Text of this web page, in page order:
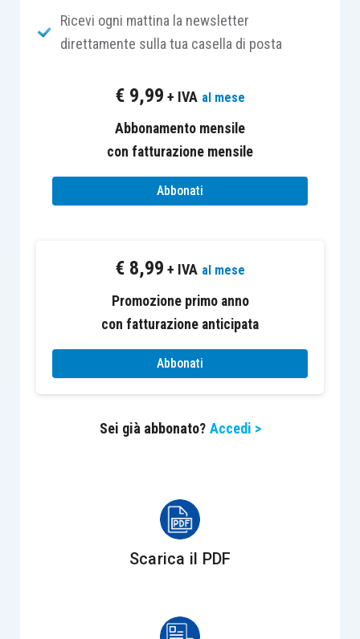
Le dueattività sono fra di loro alternative
necessariamente collegatetra loro, anzi,
possono, come nella maggioranza dei casi si
verifica, essere tra loro alternative (cfr. R.M.
articolo 76, D.P.R. 597/1973
Affinché si determini un reddito diverso
vendita, totale o parziale, dei terreni ovvero degli
edifici, ma ancheche, in ragione del prezzo di
cessione concordato,si realizzi un plusvalore
generato, almeno in parte, grazie a tali
articolo 68 Tuir, che al comma 2
specificare le diverse modalità di tassazione dei
provenienza, andando sostanzialmente ad
chiaro intento speculativo (ad esempio cessione
Ricevi ogni mattina la newsletter
direttamente sulla tua casella di posta
€ 9,99 + IVA al mese
Abbonamento mensile
con fatturazione mensile
Abbonati
€ 8,99 + IVA al mese
Promozione primo anno
con fatturazione anticipata
Abbonati
Sei già abbonato? Accedi >
Scarica il PDF